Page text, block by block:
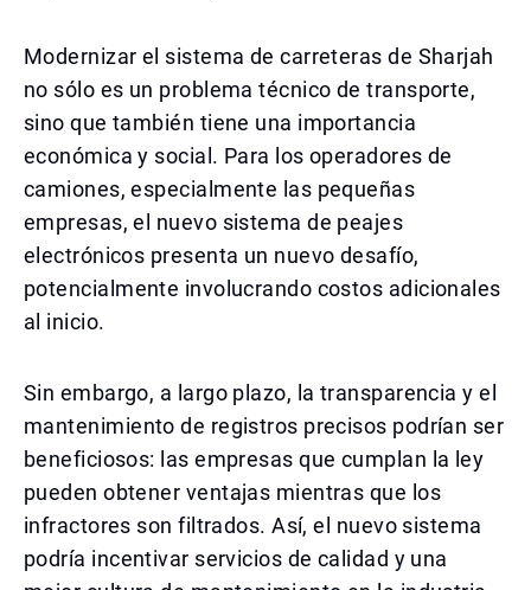
Modernizar el sistema de carreteras de Sharjah
no sólo es un problema técnico de transporte,
sino que también tiene una importancia
económica y social. Para los operadores de
camiones, especialmente las pequeñas
empresas, el nuevo sistema de peajes
electrónicos presenta un nuevo desafío,
potencialmente involucrando costos adicionales
al inicio.
Sin embargo, a largo plazo, la transparencia y el
mantenimiento de registros precisos podrían ser
beneficiosos: las empresas que cumplan la ley
pueden obtener ventajas mientras que los
infractores son filtrados. Así, el nuevo sistema
podría incentivar servicios de calidad y una